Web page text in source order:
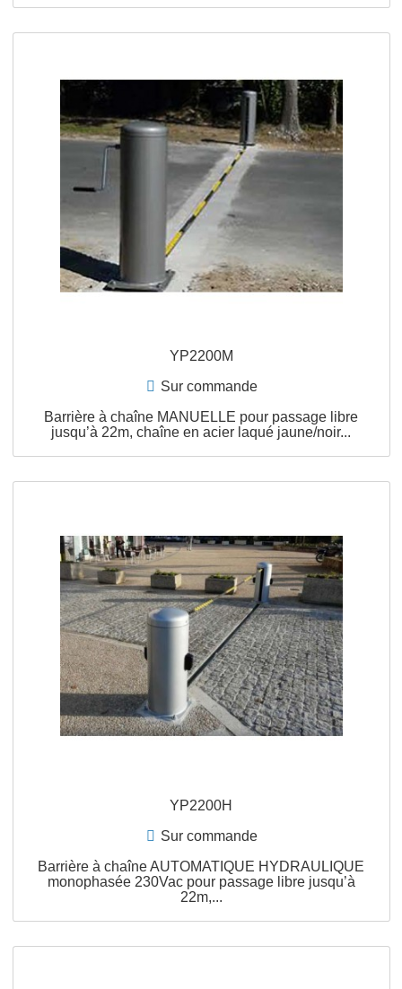
YP1500M
Sur commande
Barrière à chaîne MANUELLE pour passage libre
jusqu’à 15m, chaîne en acier laqué jaune/noir...
YP2200M
Sur commande
Barrière à chaîne MANUELLE pour passage libre
jusqu’à 22m, chaîne en acier laqué jaune/noir...